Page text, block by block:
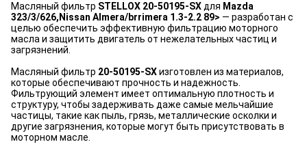
Масляный фильтр STELLOX 20-50195-SX для Mazda
323/3/626,Nissan Almera/brrimera 1.3-2.2 89> — разработан с
целью обеспечить эффективную фильтрацию моторного
масла и защитить двигатель от нежелательных частиц и
загрязнений.
Масляный фильтр 20-50195-SXизготовлен из материалов,
которые обеспечивают прочность и надежность.
Фильтрующий элемент имеет оптимальную плотность и
структуру, чтобы задерживать даже самые мельчайшие
частицы, такие как пыль, грязь, металлические осколки и
другие загрязнения, которые могут быть присутствовать в
моторном масле.